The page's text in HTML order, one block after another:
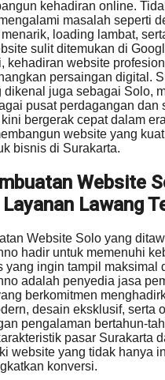
kehadiran online.
masalah seperti
loading lambat,
sulit ditemukan di
kehadiran website
persaingan digital.
dikenal juga sebagai Solo,
pusat perdagangan dan
bergerak cepat dalam
website yang
bisnis di Surakarta.
Website
Lawang
Website Solo yang
hadir untuk memenuhi
yang ingin tampil maksimal
adalah penyedia jasa
berkomitmen
desain eksklusif, serta
pengalaman bertahun-
pasar Surakarta
website yang tidak hanya
konversi.